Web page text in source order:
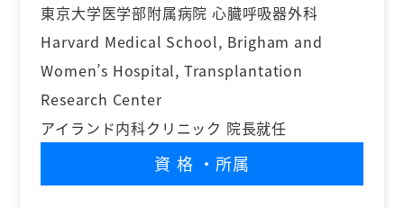
東京大学医学部附属病院 心臓呼吸器外科
Harvard Medical School, Brigham and
Women’s Hospital, Transplantation
Research Center
アイランド内科クリニック 院長就任
資格 ・所属